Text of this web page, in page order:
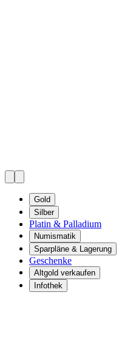
Gold
Silber
Platin & Palladium
Numismatik
Sparpläne & Lagerung
Geschenke
Altgold verkaufen
Infothek